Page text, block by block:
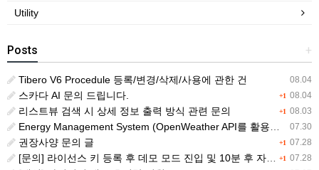
Utility
+
Posts
08.04
Tibero V6 Procedule 등록/변경/삭제/사용에 관한 건
+1 08.04
스카다 AI 문의 드립니다.
+1 08.03
리스트뷰 검색 시 상세 정보 출력 방식 관련 문의
07.30
Energy Management System (OpenWeather API를 활용한 날씨 정보 조회)
+1 07.28
권장사양 문의 글
+1 07.28
[문의] 라이선스 키 등록 후 데모 모드 진입 및 10분 후 자동 종료 현상